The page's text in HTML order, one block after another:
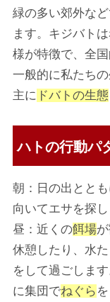
緑の多い郊外な
ます。キジバト
様が特徴で、全
一般的に私たち
主に ドバトの生態
ハトの行動パ
朝：日の出とと
向いてエサを探し
昼：近くの餌場
休憩したり、水
をして過ごしま
に集団でねぐら